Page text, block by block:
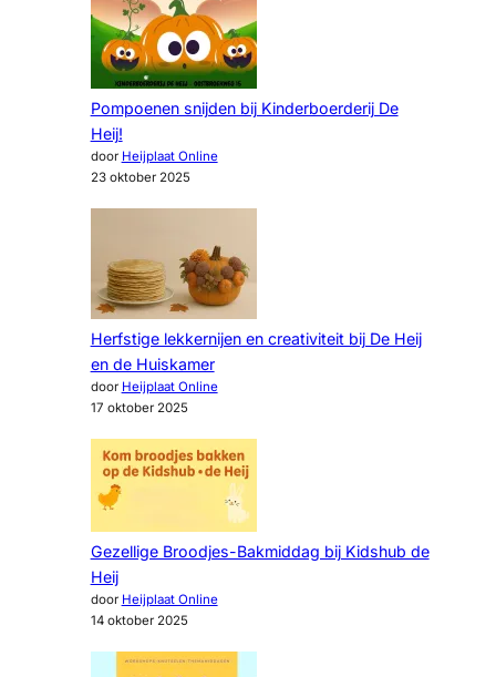
Pompoenen snijden bij Kinderboerderij De
Heij!
door Heijplaat Online
23 oktober 2025
Herfstige lekkernijen en creativiteit bij De Heij
en de Huiskamer
door Heijplaat Online
17 oktober 2025
Gezellige Broodjes-Bakmiddag bij Kidshub de
Heij
door Heijplaat Online
14 oktober 2025